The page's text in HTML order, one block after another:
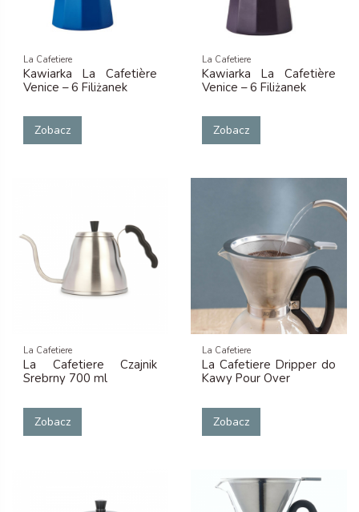
La Cafetiere
Kawiarka La Cafetière
Venice – 6 Filiżanek
Zobacz
La Cafetiere
Kawiarka La Cafetière
Venice – 6 Filiżanek
Zobacz
La Cafetiere
La Cafetiere Czajnik
Srebrny 700 ml
Zobacz
La Cafetiere
La Cafetiere Dripper do
Kawy Pour Over
Zobacz